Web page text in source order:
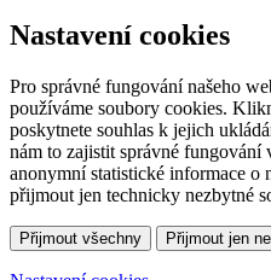
Nastavení cookies
Pro správné fungování našeho
používáme soubory cookies.
poskytnete souhlas k jejich
nám to zajistit správné fungování
anonymní statistické informace o
přijmout jen technicky nezbytné
Přijmout všechny Přijmout jen